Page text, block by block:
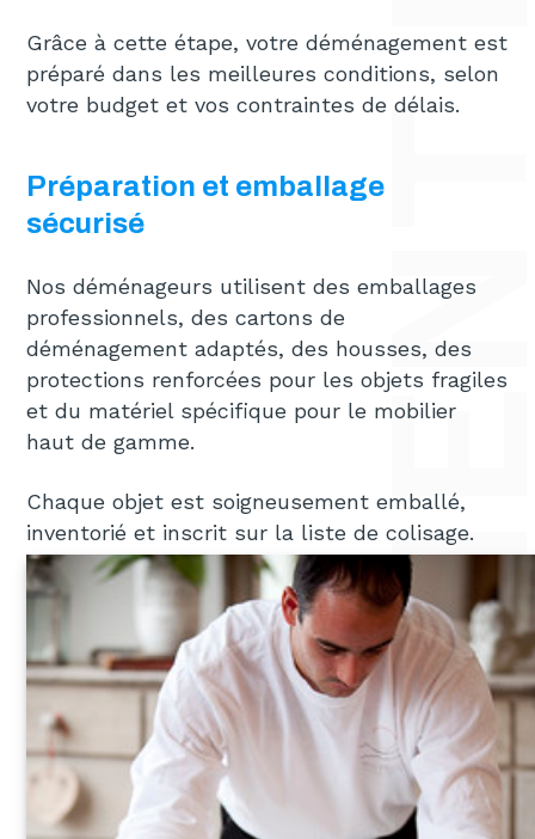
Grâce à cette étape, votre déménagement est
préparé dans les meilleures conditions, selon
votre budget et vos contraintes de délais.
Préparation et emballage
sécurisé
Nos déménageurs utilisent des emballages
professionnels, des cartons de
déménagement adaptés, des housses, des
protections renforcées pour les objets fragiles
et du matériel spécifique pour le mobilier
haut de gamme.
Chaque objet est soigneusement emballé,
inventorié et inscrit sur la liste de colisage.